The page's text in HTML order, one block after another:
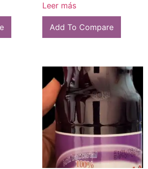
Leer más
Add To Compare